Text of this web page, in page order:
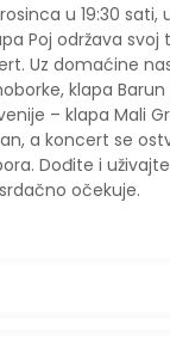
u 19:30 sati,
Poj održava svoj
Uz domaćine
klapa Barun
– klapa Mali
a koncert se
Dođite i
očekuje.